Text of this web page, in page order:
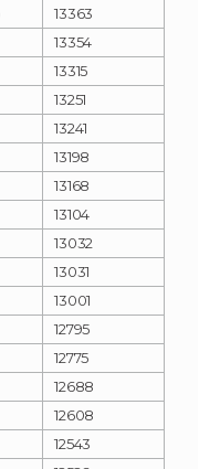
13363
13354
13315
13251
13241
13198
13168
13104
13032
13031
13001
12795
12775
12688
12608
12543